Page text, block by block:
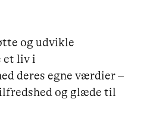
og udvikle
et liv i
deres egne værdier –
og glæde til